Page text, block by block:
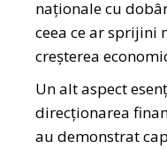
naționale cu
ceea ce ar sprijini
creșterea
Un alt aspect
direcționarea
au demonstrat